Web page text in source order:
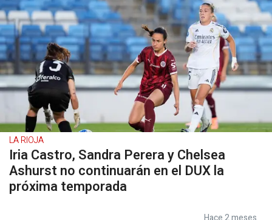
LA RIOJA
Iria Castro, Sandra Perera y Chelsea
Ashurst no continuarán en el DUX la
próxima temporada